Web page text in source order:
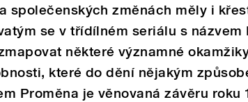
společenských změnách měly i
se v třídílném seriálu s názvem
některé významné
které do dění nějakým
Proměna je věnovaná závěru roku